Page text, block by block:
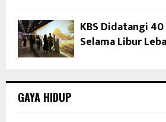
KBS Didatangi
Selama Libur
GAYA HIDUP